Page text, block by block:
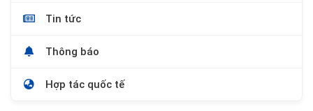
Tin tức
Thông báo
Hợp tác quốc tế